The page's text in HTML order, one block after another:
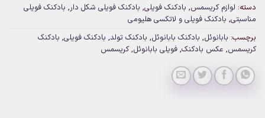
دسته: لوازم کریسمس, بادکنک فویلی, بادکنک فویلی شکل دار, بادکنک فویلی
مناسبتی, بادکنک فویلی و لاتکسی هلیومی
برچسب: بابانوئل, بادکنک بابانوئل, بادکنک تولد, بادکنک فویلی, بادکنک
کریسمس, عکس بادکنک, فویلی بابانوئل,کریسمس